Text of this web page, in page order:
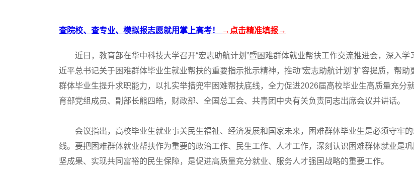
查院校、查专业、模拟报志愿就用掌上高考！ →点击精准填报→
近日，教育部在华中科技大学召开“宏志助航计划”暨困难群体就业帮扶工作交流推进会，深入学
近平总书记关于困难群体毕业生就业帮扶的重要指示批示精神，推动“宏志助航计划”扩容提质，帮助
群体毕业生提升求职能力，以扎实举措兜牢困难帮扶底线，全力促进2026届高校毕业生高质量充分
育部党组成员、副部长熊四皓，财政部、全国总工会、共青团中央有关负责同志出席会议并讲话。
会议指出，高校毕业生就业事关民生福祉、经济发展和国家未来，困难群体毕业生是必须守牢
线。要把困难群体就业帮扶作为重要的政治工作、民生工作、人才工作，深刻认识困难群体就业是
坚成果、实现共同富裕的民生保障，是促进高质量充分就业、服务人才强国战略的重要工作。